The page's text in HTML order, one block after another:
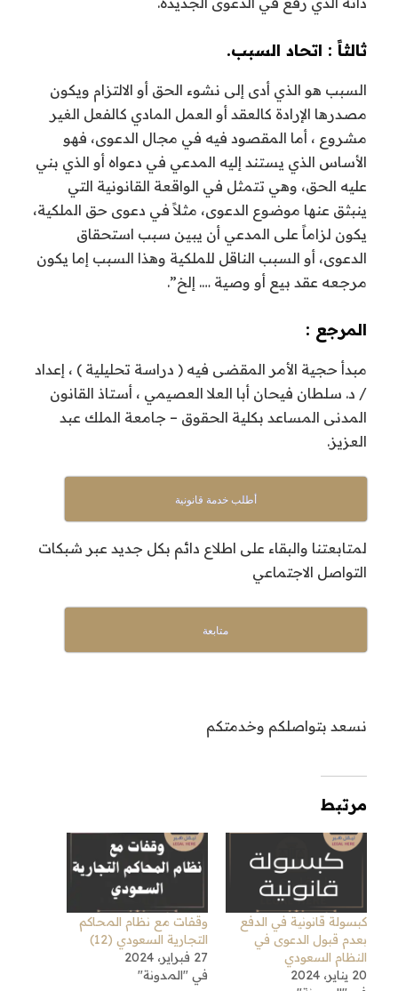
ثالثاً : اتحاد السبب.
السبب هو الذي أدى إلى نشوء الحق أو الالتزام ويكون
مصدرها الإرادة كالعقد أو العمل المادي كالفعل الغير
مشروع ، أما المقصود فيه في مجال الدعوى، فهو
الأساس الذي يستند إليه المدعي في دعواه أو الذي بني
عليه الحق، وهي تتمثل في الواقعة القانونية التي
ينبثق عنها موضوع الدعوى، مثلاً في دعوى حق الملكية،
يكون لزاماً على المدعي أن يبين سبب استحقاق
الدعوى، أو السبب الناقل للملكية وهذا السبب إما يكون
مرجعه عقد بيع أو وصية …. إلخ”.
المرجع :
مبدأ حجية الأمر المقضى فيه ( دراسة تحليلية ) ، إعداد
/ د. سلطان فيحان أبا العلا العصيمي ، أستاذ القانون
المدنى المساعد بكلية الحقوق – جامعة الملك عبد
العزيز.
أطلب خدمة قانونية
لمتابعتنا والبقاء على اطلاع دائم بكل جديد عبر شبكات
التواصل الاجتماعي
متابعة
نسعد بتواصلكم وخدمتكم
مرتبط
كبسولة قانونية في الدفع
بعدم قبول الدعوى في
النظام السعودي
20 يناير، 2024
وقفات مع نظام المحاكم
التجارية السعودي (12)
27 فبراير، 2024
في "المدونة"